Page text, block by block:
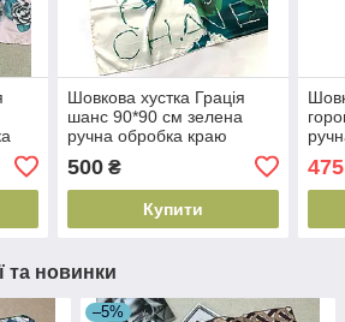
Шовкова хустка Грація
шанс 90*90 см зелена
ручна обробка краю
500₴
Купити
475
та новинки
–5%